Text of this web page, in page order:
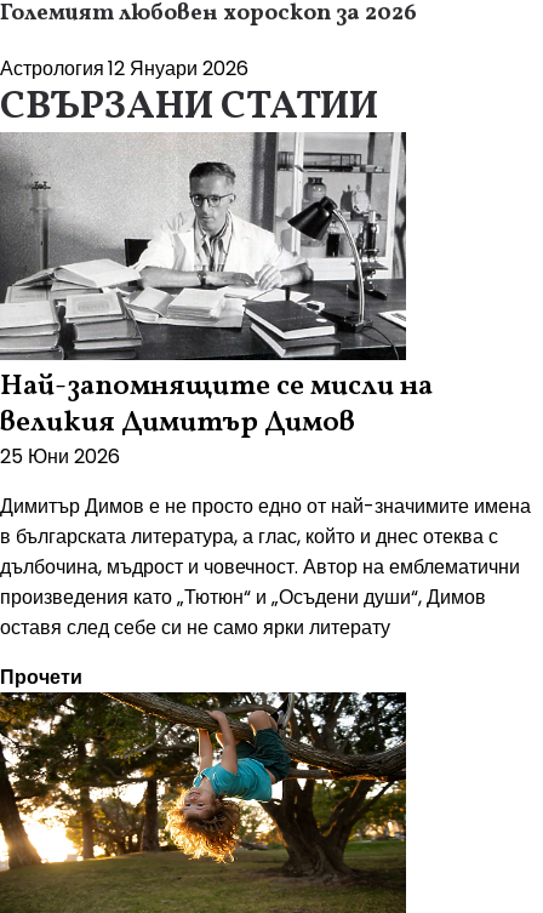
Големият любовен хороскоп за 2026
Астрология12 Януари 2026
СВЪРЗАНИ СТАТИИ
Най-запомнящите се мисли на
великия Димитър Димов
25 Юни 2026
Димитър Димов е не просто едно от най-значимите имена
в българската литература, а глас, който и днес отеква с
дълбочина, мъдрост и човечност. Автор на емблематични
произведения като „Тютюн“ и „Осъдени души“, Димов
оставя след себе си не само ярки литерату
Прочети